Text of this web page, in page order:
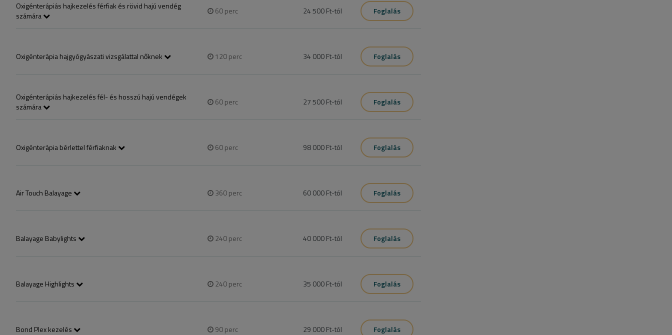
Oxigénterápiás hajkezelés férfiak és rövid hajú vendég
számára
60perc 24 500 Ft-tól
Foglalás
Oxigénterápia hajgyógyászati vizsgálattal nőknek
120perc 34 000 Ft-tól
Foglalás
Oxigénterápiás hajkezelés fél- és hosszú hajú vendégek
számára
60perc 27 500 Ft-tól
Foglalás
Oxigénterápia bérlettel férfiaknak
60perc 98 000 Ft-tól
Foglalás
Air Touch Balayage 360perc 60 000 Ft-tól
Foglalás
Balayage Babylights
240perc 40 000 Ft-tól
Foglalás
Balayage Highlights
240perc 35 000 Ft-tól
Foglalás
Bond Plex kezelés
90perc 29 000 Ft-tól
Foglalás